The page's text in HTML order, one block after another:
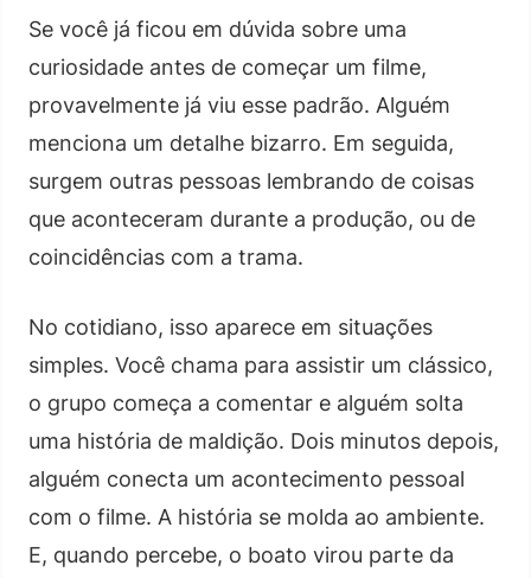
Se você já ficou em dúvida sobre uma
curiosidade antes de começar um filme,
provavelmente já viu esse padrão. Alguém
menciona um detalhe bizarro. Em seguida,
surgem outras pessoas lembrando de coisas
que aconteceram durante a produção, ou de
coincidências com a trama.
No cotidiano, isso aparece em situações
simples. Você chama para assistir um clássico,
o grupo começa a comentar e alguém solta
uma história de maldição. Dois minutos depois,
alguém conecta um acontecimento pessoal
com o filme. A história se molda ao ambiente.
E, quando percebe, o boato virou parte da